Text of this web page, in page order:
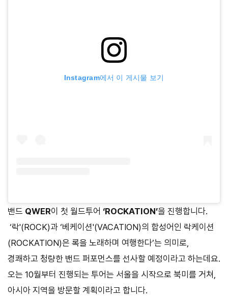
Instagram에서 이 게시물 보기
밴드 QWER이 첫 월드투어 ‘ROCKATION’을 진행합니다.
‘락'(ROCK)과 ‘베케이션'(VACATION)의 합성어인 락케이션
(ROCKATION)은 록을 노래하며 여행한다’는 의미로,
경쾌하고 청량한 밴드 퍼포먼스를 선사할 예정이라고 하는데요.
오는 10월부터 진행되는 투어는 서울을 시작으로 북미를 거쳐,
아시아 지역을 방문할 계획이라고 합니다.